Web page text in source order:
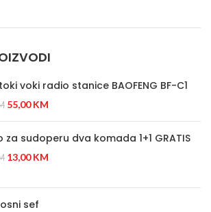
voki radio stanice BAOFENG BF-C1
55,00KM
za sudoperu dva komada 1+1 GRATIS
13,00KM
sef